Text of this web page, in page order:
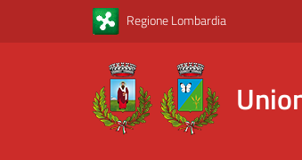
Vai al contenuto principale
Regione Lombardia